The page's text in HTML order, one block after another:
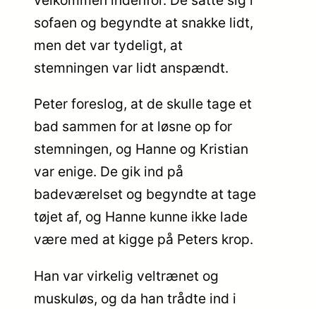
sofaen og begyndte at snakke lidt,
men det var tydeligt, at
stemningen var lidt anspændt.
Peter foreslog, at de skulle tage et
bad sammen for at løsne op for
stemningen, og Hanne og Kristian
var enige. De gik ind på
badeværelset og begyndte at tage
tøjet af, og Hanne kunne ikke lade
være med at kigge på Peters krop.
Han var virkelig veltrænet og
muskuløs, og da han trådte ind i